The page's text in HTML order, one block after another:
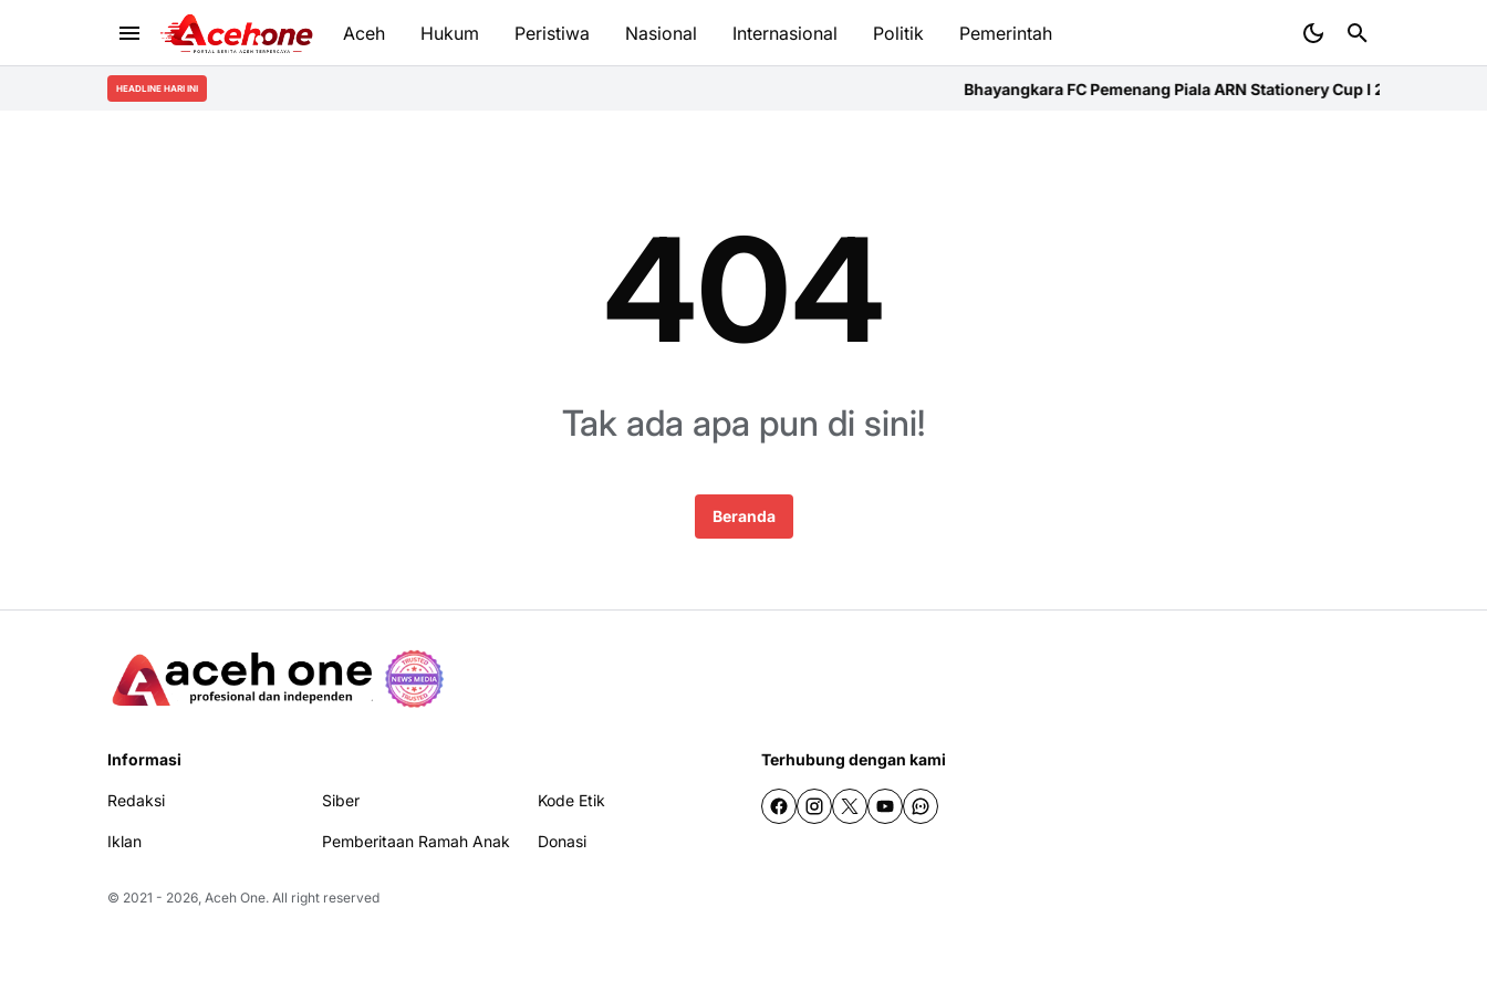
Aceh Hukum Peristiwa Nasional Internasional Politik Pemerintah
HEADLINE HARI INI Bhayangkara FC Pemenang Piala ARN Stationery Cup I 2026
404
Tak ada apa pun di sini!
Beranda
Informasi
Redaksi Siber Kode Etik
Iklan Pemberitaan Ramah Anak Donasi
Terhubung dengan kami
© 2021 - 2026, Aceh One. All right reserved